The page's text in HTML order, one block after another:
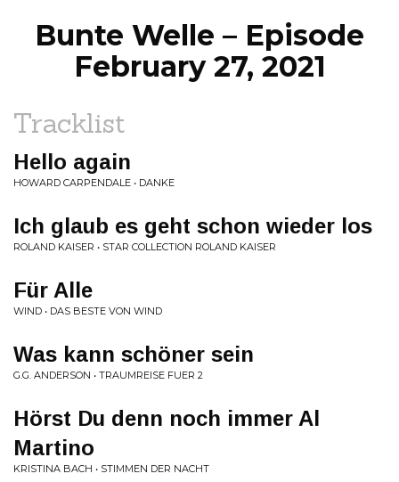
Bunte Welle – Episode
February 27, 2021
Tracklist
Hello again
HOWARD CARPENDALE • DANKE
Ich glaub es geht schon wieder los
ROLAND KAISER • STAR COLLECTION ROLAND KAISER
Für Alle
WIND • DAS BESTE VON WIND
Was kann schöner sein
G.G. ANDERSON • TRAUMREISE FUER 2
Hörst Du denn noch immer Al
Martino
KRISTINA BACH • STIMMEN DER NACHT